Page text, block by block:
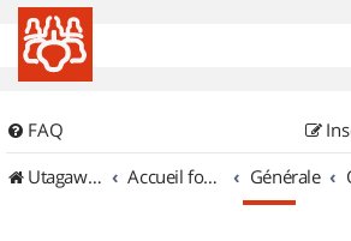
FAQ
UtagawaVTT (Randos VTT et VTTAE avec traces GPS)
Accueil forum Générale